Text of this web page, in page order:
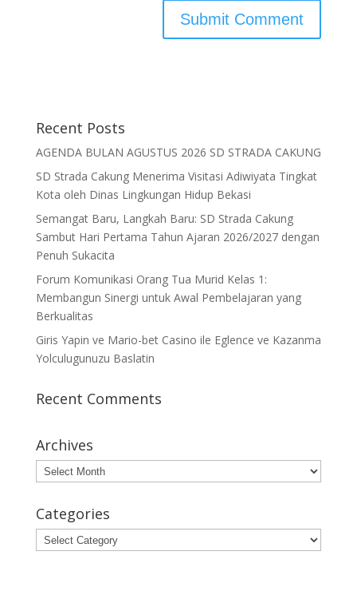
Recent Posts
AGENDA BULAN AGUSTUS 2026 SD STRADA CAKUNG
SD Strada Cakung Menerima Visitasi Adiwiyata Tingkat
Kota oleh Dinas Lingkungan Hidup Bekasi
Semangat Baru, Langkah Baru: SD Strada Cakung
Sambut Hari Pertama Tahun Ajaran 2026/2027 dengan
Penuh Sukacita
Forum Komunikasi Orang Tua Murid Kelas 1:
Membangun Sinergi untuk Awal Pembelajaran yang
Berkualitas
Giris Yapin ve Mario-bet Casino ile Eglence ve Kazanma
Yolculugunuzu Baslatin
Recent Comments
Archives
Archives
Categories
Categories